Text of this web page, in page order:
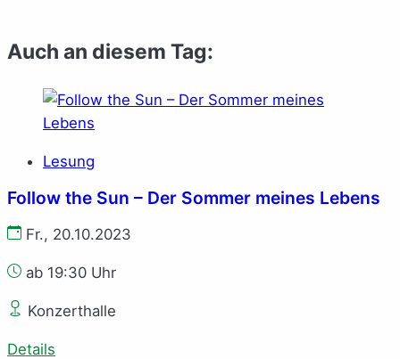
Auch an diesem Tag:
Lesung
Follow the Sun – Der Sommer meines Lebens
Fr., 20.10.2023
ab 19:30 Uhr
Konzerthalle
Details